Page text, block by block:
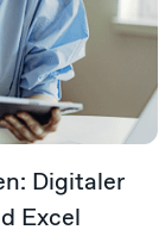
Digitaler
Excel